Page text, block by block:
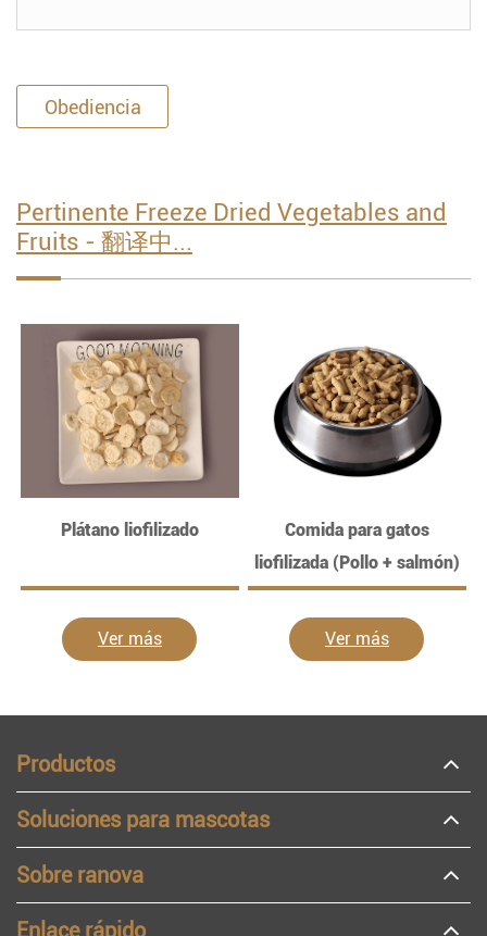
Obediencia
Pertinente Freeze Dried Vegetables and
Fruits - 翻译中...
Plátano liofilizado
Ver más
Comida para gatos
liofilizada (Pollo + salmón)
Ver más
Productos
Soluciones para mascotas
Sobre ranova
Enlace rápido